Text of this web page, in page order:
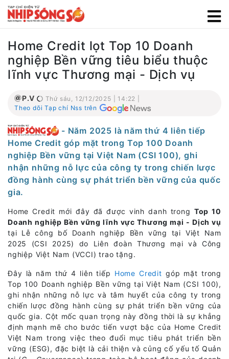
Home Credit lọt Top 10 Doanh
nghiệp Bền vững tiêu biểu thuộc
lĩnh vực Thương mại - Dịch vụ
P.V
Thứ sáu, 12/12/2025 | 14:22 |
Theo dõi Tạp chí Nss trên
- Năm 2025 là năm thứ 4 liên tiếp
Home Credit góp mặt trong Top 100 Doanh
nghiệp Bền vững tại Việt Nam (CSI 100), ghi
nhận những nỗ lực của công ty trong chiến lược
đồng hành cùng sự phát triển bền vững của quốc
gia.
Home Credit mới đây đã được vinh danh trong Top 10
Doanh nghiệp Bền vững lĩnh vực Thương mại - Dịch vụ
tại Lễ công bố Doanh nghiệp Bền vững tại Việt Nam
2025 (CSI 2025) do Liên đoàn Thương mại và Công
nghiệp Việt Nam (VCCI) trao tặng.
Đây là năm thứ 4 liên tiếp Home Credit góp mặt trong
Top 100 Doanh nghiệp Bền vững tại Việt Nam (CSI 100),
ghi nhận những nỗ lực và tâm huyết của công ty trong
chiến lược đồng hành cùng sự phát triển bền vững của
quốc gia. Cột mốc quan trọng này đồng thời là sự khẳng
định mạnh mẽ cho bước tiến vượt bậc của Home Credit
Việt Nam trong việc theo đuổi mục tiêu phát triển bền
vững (ESG), đặc biệt là cải thiện và củng cố yếu tố Quản